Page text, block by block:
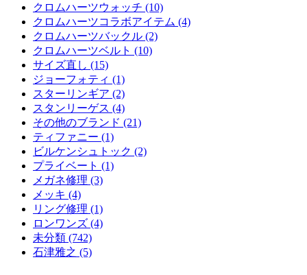
クロムハーツウォッチ (10)
クロムハーツコラボアイテム (4)
クロムハーツバックル (2)
クロムハーツベルト (10)
サイズ直し (15)
ジョーフォティ (1)
スターリンギア (2)
スタンリーゲス (4)
その他のブランド (21)
ティファニー (1)
ビルケンシュトック (2)
プライベート (1)
メガネ修理 (3)
メッキ (4)
リング修理 (1)
ロンワンズ (4)
未分類 (742)
石津雅之 (5)